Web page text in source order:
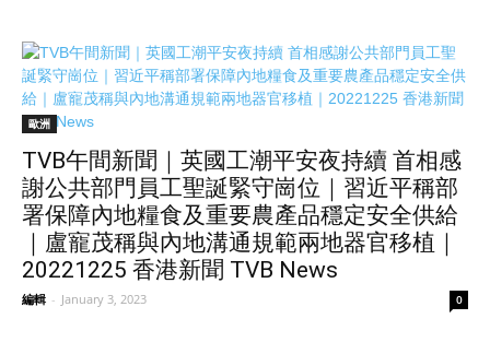
歐洲
TVB午間新聞｜英國工潮平安夜持續 首相感
謝公共部門員工聖誕緊守崗位｜習近平稱部
署保障內地糧食及重要農產品穩定安全供給
｜盧寵茂稱與內地溝通規範兩地器官移植｜
20221225 香港新聞 TVB News
編輯 - January 3, 2023 0